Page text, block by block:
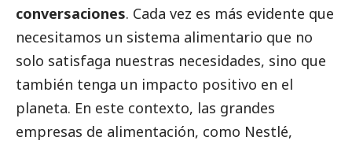
conversaciones. Cada vez es más evidente que
necesitamos un sistema alimentario que no
solo satisfaga nuestras necesidades, sino que
también tenga un impacto positivo en el
planeta. En este contexto, las grandes
empresas de alimentación, como Nestlé,